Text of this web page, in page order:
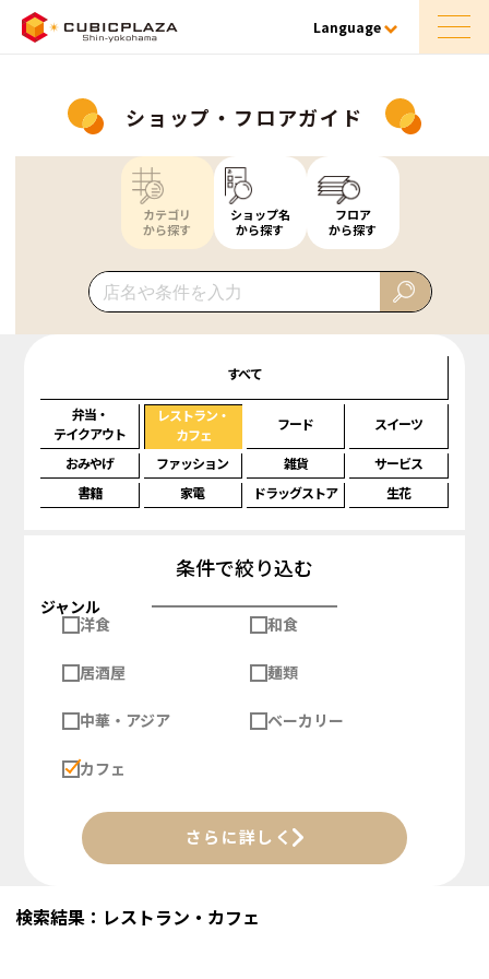
Language
ショップ・フロアガイド
カテゴリ
から探す
ショップ名
から探す
フロア
から探す
すべて
弁当・
テイクアウト
レストラン・
カフェ
フード スイーツ
おみやげ ファッション 雑貨
サービス
書籍
家電 ドラッグストア 生花
条件で絞り込む
ジャンル
洋食
和食
居酒屋 麺類
中華・アジア ベーカリー
カフェ
さらに詳しく
検索結果：レストラン・カフェ